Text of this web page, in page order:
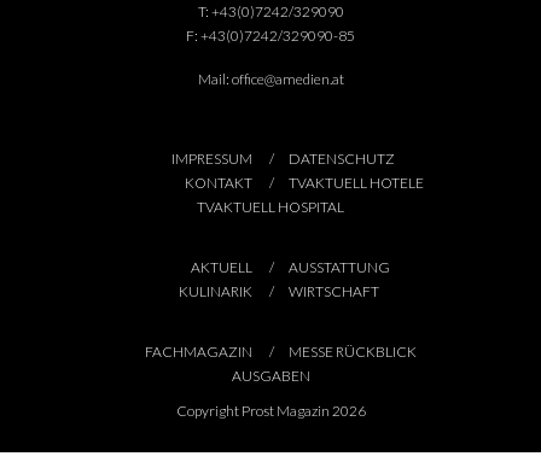
T: +43(0)7242/329090
F: +43(0)7242/329090-85
Mail: office@amedien.at
IMPRESSUM
DATENSCHUTZ
KONTAKT
TVAKTUELL HOTELE
TVAKTUELL HOSPITAL
AKTUELL
AUSSTATTUNG
KULINARIK
WIRTSCHAFT
FACHMAGAZIN
MESSE RÜCKBLICK
AUSGABEN
Copyright Prost Magazin 2026